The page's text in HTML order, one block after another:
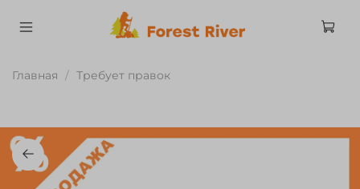
Главная Требует правок